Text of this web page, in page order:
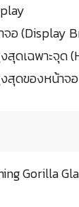
จอ (Display
สุดเฉพาะจุด
สุดของหน้าจ
Gorilla